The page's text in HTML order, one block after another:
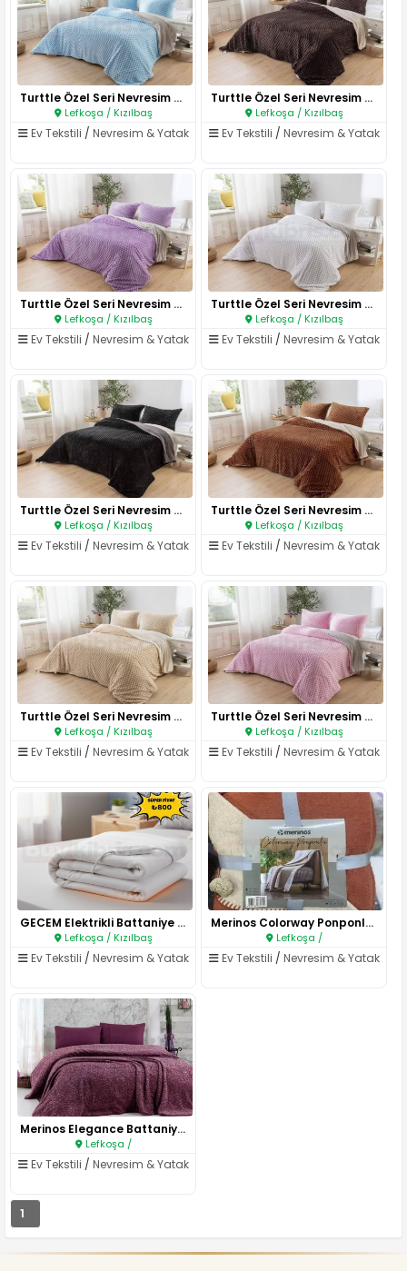
Turttle Özel Seri Nevresim Tak..
Lefkoşa / Kızılbaş
Ev Tekstili / Nevresim & Yatak
Turttle Özel Seri Nevresim Ta..
Lefkoşa / Kızılbaş
Ev Tekstili / Nevresim & Yatak
Turttle Özel Seri Nevresim Tak..
Lefkoşa / Kızılbaş
Ev Tekstili / Nevresim & Yatak
Turttle Özel Seri Nevresim Tak..
Lefkoşa / Kızılbaş
Ev Tekstili / Nevresim & Yatak
Turttle Özel Seri Nevresim Tak..
Lefkoşa / Kızılbaş
Ev Tekstili / Nevresim & Yatak
Turttle Özel Seri Nevresim Tak..
Lefkoşa / Kızılbaş
Ev Tekstili / Nevresim & Yatak
Turttle Özel Seri Nevresim Tak..
Lefkoşa / Kızılbaş
Ev Tekstili / Nevresim & Yatak
Turttle Özel Seri Nevresim Tak..
Lefkoşa / Kızılbaş
Ev Tekstili / Nevresim & Yatak
GECEM Elektrikli Battaniye – Ç..
Lefkoşa / Kızılbaş
Ev Tekstili / Nevresim & Yatak
Merinos Colorway Ponponlu Batt..
Lefkoşa /
Ev Tekstili / Nevresim & Yatak
Merinos Elegance Battaniye il..
Lefkoşa /
Ev Tekstili / Nevresim & Yatak
1